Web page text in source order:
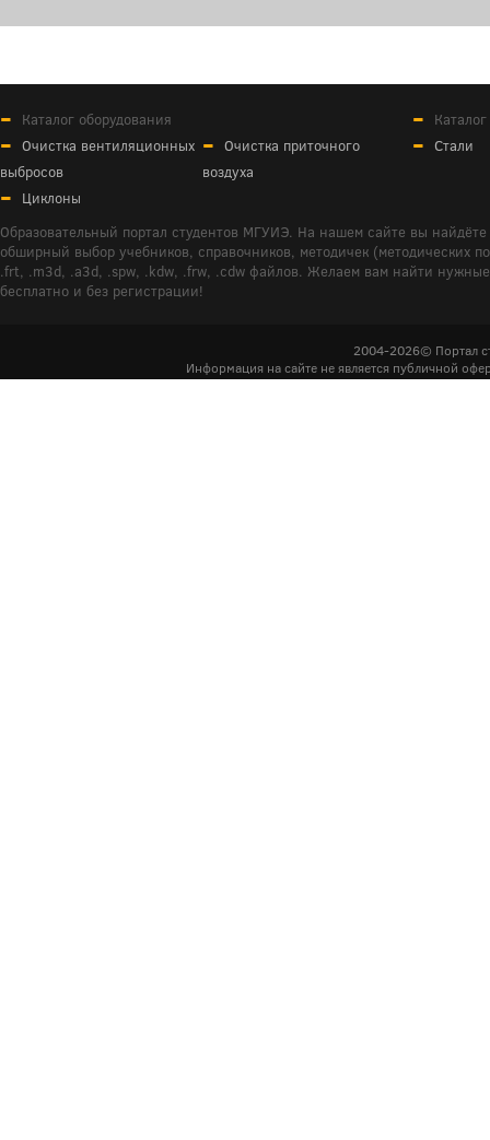
Каталог оборудования
Очистка вентиляционных
выбросов
Очистка приточного
воздуха
Циклоны
Стали
Образовательный портал студентов МГУИЭ. На нашем сайте вы
обширный выбор учебников, справочников, методичек (методических
.frt, .m3d, .a3d, .spw, .kdw, .frw, .cdw файлов. Желаем вам найти
бесплатно и без регистрации!
2004-2026© Портал
Информация на сайте не является публичной